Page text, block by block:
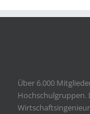
Über 6.000
Hochschulgruppen.